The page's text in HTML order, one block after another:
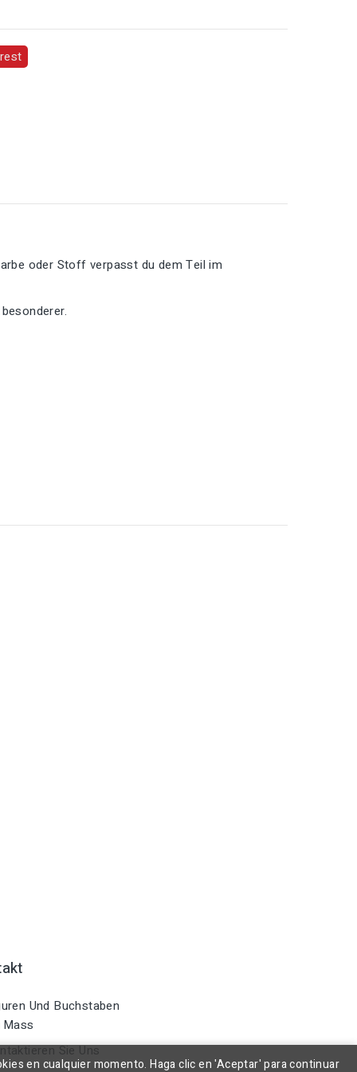
oder Stoff verpasst du dem Teil im
Und Buchstaben
Sie Uns
en cualquier momento. Haga clic en 'Aceptar' para continuar